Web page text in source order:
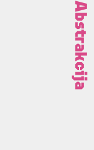
Abstrakcija